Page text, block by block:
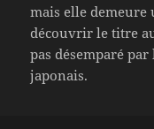
mais elle demeure
découvrir le titre
pas désemparé
japonais.